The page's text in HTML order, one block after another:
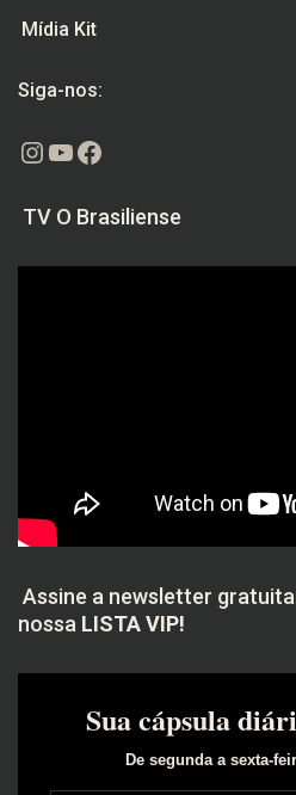
Mídia Kit
Siga-nos:
Instagram
Youtube
Facebook
TV O Brasiliense
Assine a newsletter
nossa LISTA VIP!
Sua cápsula
De segunda a sexta-